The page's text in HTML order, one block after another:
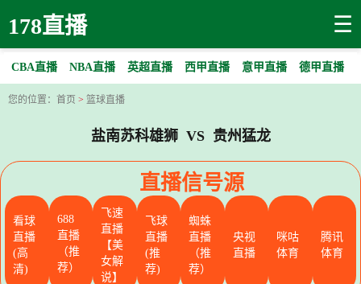
178直播 ☰
CBA直播 NBA直播 英超直播 西甲直播 意甲直播 德甲直播
您的位置： 首页 > 篮球直播
盐南苏科雄狮 VS 贵州猛龙
直播信号源
看球
直播
(高
清)
688
直播
（推
荐）
飞速
直播
【美
女解
说】
飞球
直播
(推
荐)
蜘蛛
直播
（推
荐）
央视
直播
咪咕
体育
腾讯
体育